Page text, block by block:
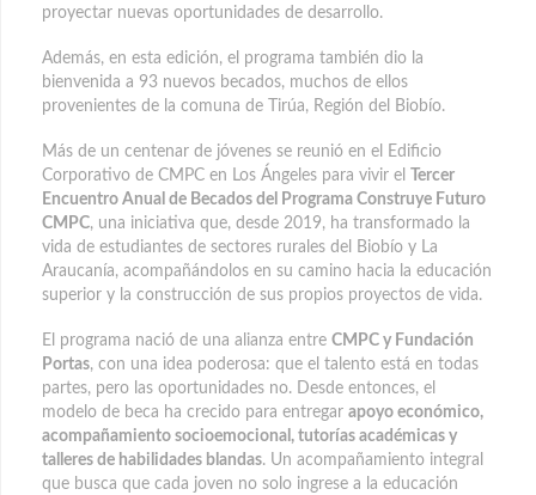
proyectar nuevas oportunidades de desarrollo.
Además, en esta edición, el programa también dio la
bienvenida a 93 nuevos becados, muchos de ellos
provenientes de la comuna de Tirúa, Región del Biobío.
Más de un centenar de jóvenes se reunió en el Edificio
Corporativo de CMPC en Los Ángeles para vivir el
Tercer
Encuentro Anual de Becados del Programa Construye Futuro
CMPC, una iniciativa que, desde 2019, ha transformado la
vida de estudiantes de sectores rurales del Biobío y La
Araucanía, acompañándolos en su camino hacia la educación
superior y la construcción de sus propios proyectos de vida.
El programa nació de una alianza entre CMPC y Fundación
Portas, con una idea poderosa: que el talento está en todas
partes, pero las oportunidades no. Desde entonces, el
modelo de beca ha crecido para entregar apoyo económico,
acompañamiento socioemocional, tutorías académicas y
talleres de habilidades blandas. Un acompañamiento integral
que busca que cada joven no solo ingrese a la educación